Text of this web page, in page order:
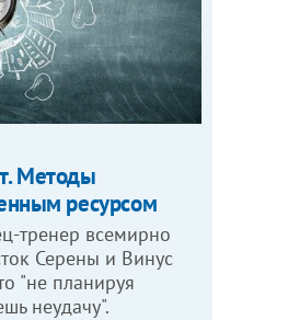
Методы
ресурсом
тренер всемирно
Серены и Винус
"не планируя
неудачу".